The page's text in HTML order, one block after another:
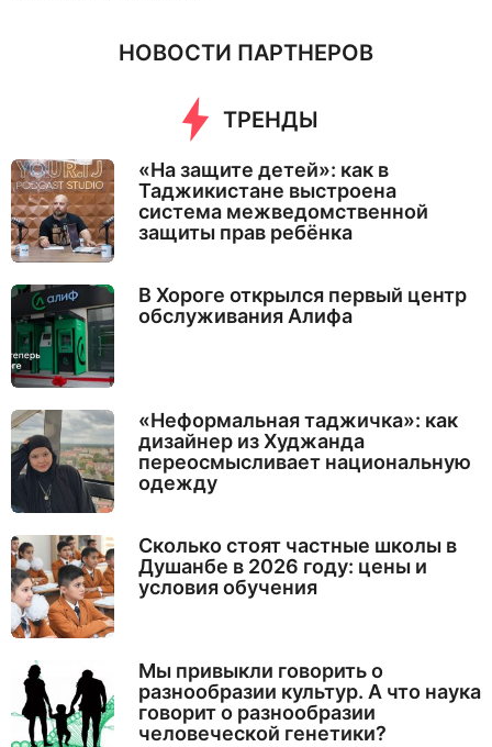
НОВОСТИ ПАРТНЕРОВ
ТРЕНДЫ
«На защите детей»: как в
Таджикистане выстроена
система межведомственной
защиты прав ребёнка
В Хороге открылся первый центр
обслуживания Алифа
«Неформальная таджичка»: как
дизайнер из Худжанда
переосмысливает национальную
одежду
Сколько стоят частные школы в
Душанбе в 2026 году: цены и
условия обучения
Мы привыкли говорить о
разнообразии культур. А что наука
говорит о разнообразии
человеческой генетики?